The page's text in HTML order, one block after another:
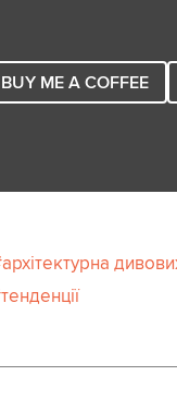
BUY ME A COFFEE
архітектурна
тенденції